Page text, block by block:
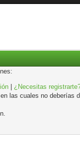
|¿Necesitas
las cuales no